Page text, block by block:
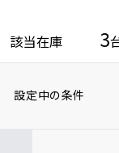
該当在庫 3
設定中の条件